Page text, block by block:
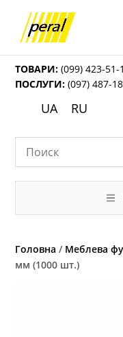
ТОВАРИ: (099) 423-51-
ПОСЛУГИ: (097) 487-
UA RU
Головна / Меблева
мм (1000 шт.)